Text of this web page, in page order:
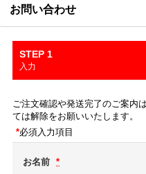
お問い合わせ
STEP 1
入力
ご注文確認や発送完了のご案内
ては解除をお願いいたします。
*必須入力項目
お名前 *